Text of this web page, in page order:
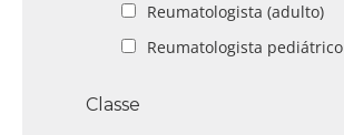
Reumatologista (adulto)
Reumatologista pediátrico
Classe